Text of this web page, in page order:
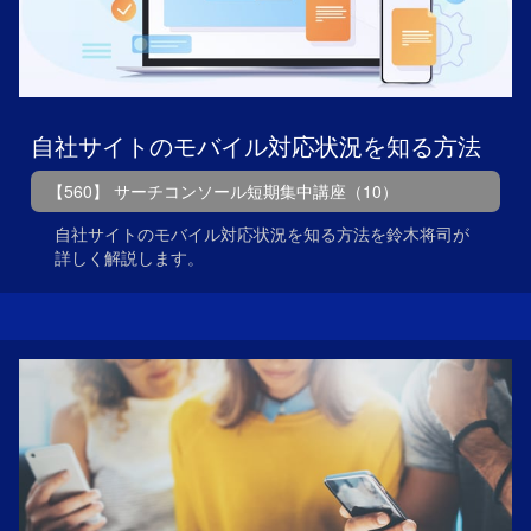
自社サイトのモバイル対応状況を知る方法
【560】 サーチコンソール短期集中講座（10）
自社サイトのモバイル対応状況を知る方法を鈴木将司が
詳しく解説します。